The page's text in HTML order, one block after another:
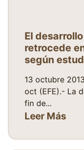
El
retrocede
según
13 octubre
oct (EFE).- La
fin de...
Leer Más